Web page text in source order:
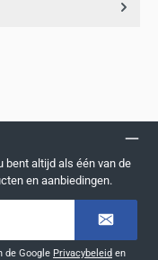
bent altijd als één van de
en aanbiedingen.
de Google Privacybeleid en